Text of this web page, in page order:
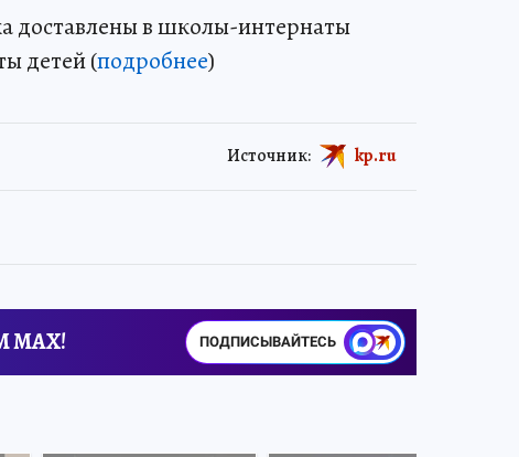
доставлены в школы-интернаты
детей (подробнее)
Источник: kp.ru
ПОДПИСЫВАЙТЕСЬ